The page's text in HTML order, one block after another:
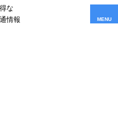
な
情報
MENU